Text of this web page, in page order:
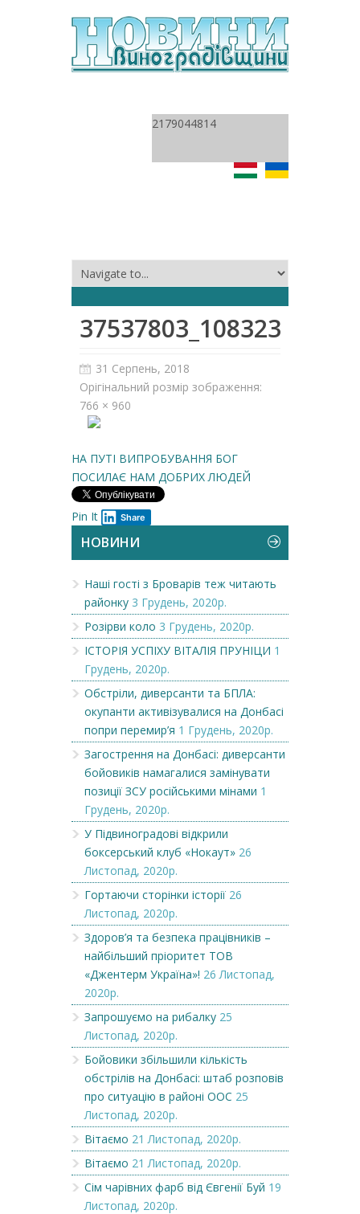
2179044814
31 Серпень, 2018
Орігінальний розмір зображення:
766 × 960
НА ПУТІ ВИПРОБУВАННЯ БОГ
ПОСИЛАЄ НАМ ДОБРИХ ЛЮДЕЙ
Pin It Share
НОВИНИ
Наші гості з Броварів теж читають
районку 3 Грудень, 2020р.
Розірви коло 3 Грудень, 2020р.
ІСТОРІЯ УСПІХУ ВІТАЛІЯ ПРУНІЦИ 1
Грудень, 2020р.
Обстріли, диверсанти та БПЛА:
окупанти активізувалися на Донбасі
попри перемир’я 1 Грудень, 2020р.
Загострення на Донбасі: диверсанти
бойовиків намагалися замінувати
позиції ЗСУ російськими мінами 1
Грудень, 2020р.
У Підвиноградові відкрили
боксерський клуб «Нокаут» 26
Листопад, 2020р.
Гортаючи сторінки історії 26
Листопад, 2020р.
Здоров’я та безпека працівників –
найбільший пріоритет ТОВ
«Джентерм Україна»! 26 Листопад,
2020р.
Запрошуємо на рибалку 25
Листопад, 2020р.
Бойовики збільшили кількість
обстрілів на Донбасі: штаб розповів
про ситуацію в районі ООС 25
Листопад, 2020р.
Вітаємо 21 Листопад, 2020р.
Вітаємо 21 Листопад, 2020р.
Сім чарівних фарб від Євгенії Буй 19
Листопад, 2020р.